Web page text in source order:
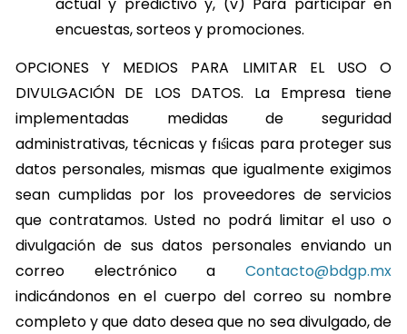
encuestas, sorteos y promociones.
OPCIONES Y MEDIOS PARA LIMITAR EL USO O
DIVULGACIÓN DE LOS DATOS. La Empresa tiene
implementadas medidas de seguridad
administrativas, técnicas y fıśicas para proteger sus
datos personales, mismas que igualmente exigimos
sean cumplidas por los proveedores de servicios
que contratamos. Usted no podrá limitar el uso o
divulgación de sus datos personales enviando un
correo electrónico aContacto@bdgp.mx
indicándonos en el cuerpo del correo su nombre
completo y que dato desea que no sea divulgado, de